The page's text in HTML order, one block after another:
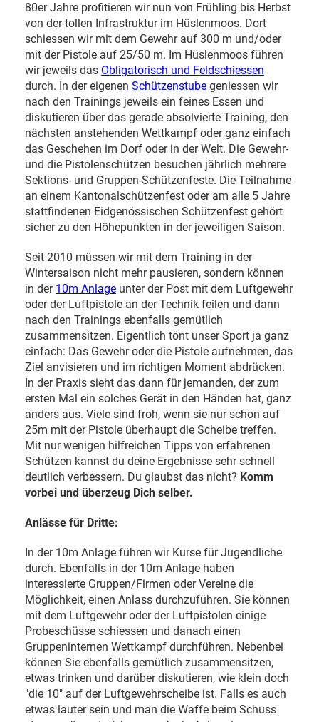
80er Jahre profitieren wir nun von Frühling bis Herbst
von der tollen Infrastruktur im Hüslenmoos. Dort
schiessen wir mit dem Gewehr auf 300 m und/oder
mit der Pistole auf 25/50 m. Im Hüslenmoos führen
wir jeweils das Obligatorisch und Feldschiessen
durch. In der eigenen Schützenstube geniessen wir
nach den Trainings jeweils ein feines Essen und
diskutieren über das gerade absolvierte Training, den
nächsten anstehenden Wettkampf oder ganz einfach
das Geschehen im Dorf oder in der Welt. Die Gewehr-
und die Pistolenschützen besuchen jährlich mehrere
Sektions- und Gruppen-Schützenfeste. Die Teilnahme
an einem Kantonalschützenfest oder am alle 5 Jahre
stattfindenen Eidgenössischen Schützenfest gehört
sicher zu den Höhepunkten in der jeweiligen Saison.
Seit 2010 müssen wir mit dem Training in der
Wintersaison nicht mehr pausieren, sondern können
in der 10m Anlage unter der Post mit dem Luftgewehr
oder der Luftpistole an der Technik feilen und dann
nach den Trainings ebenfalls gemütlich
zusammensitzen. Eigentlich tönt unser Sport ja ganz
einfach: Das Gewehr oder die Pistole aufnehmen, das
Ziel anvisieren und im richtigen Moment abdrücken.
In der Praxis sieht das dann für jemanden, der zum
ersten Mal ein solches Gerät in den Händen hat, ganz
anders aus. Viele sind froh, wenn sie nur schon auf
25m mit der Pistole überhaupt die Scheibe treffen.
Mit nur wenigen hilfreichen Tipps von erfahrenen
Schützen kannst du deine Ergebnisse sehr schnell
deutlich verbessern. Du glaubst das nicht? Komm
vorbei und überzeug Dich selber.
Anlässe für Dritte:
In der 10m Anlage führen wir Kurse für Jugendliche
durch. Ebenfalls in der 10m Anlage haben
interessierte Gruppen/Firmen oder Vereine die
Möglichkeit, einen Anlass durchzuführen. Sie können
mit dem Luftgewehr oder der Luftpistolen einige
Probeschüsse schiessen und danach einen
Gruppeninternen Wettkampf durchführen. Nebenbei
können Sie ebenfalls gemütlich zusammensitzen,
etwas trinken und darüber diskutieren, wie klein doch
"die 10" auf der Luftgewehrscheibe ist. Falls es auch
etwas lauter sein und man die Waffe beim Schuss